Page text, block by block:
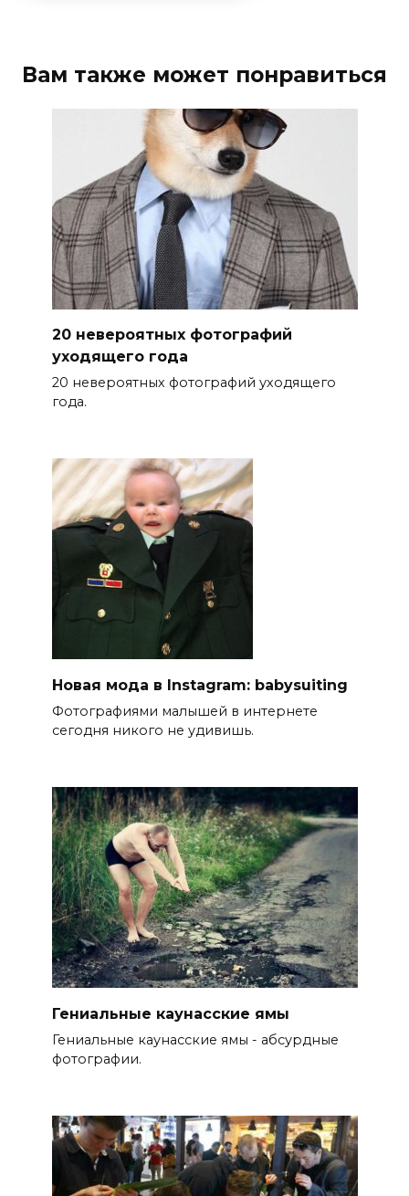
Вам также может понравиться
20 невероятных фотографий
уходящего года
20 невероятных фотографий уходящего
года.
Новая мода в Instagram: babysuiting
Фотографиями малышей в интернете
сегодня никого не удивишь.
Гениальные каунасские ямы
Гениальные каунасские ямы - абсурдные
фотографии.